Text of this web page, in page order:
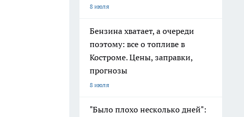
8 июля
Бензина хватает, а очереди
поэтому: все о топливе в
Костроме. Цены, заправки,
прогнозы
8 июля
"Было плохо несколько дней":